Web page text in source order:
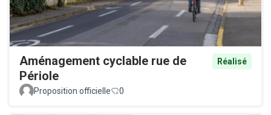
Aménagement cyclable rue de
Périole
Réalisé
Proposition officielle 0